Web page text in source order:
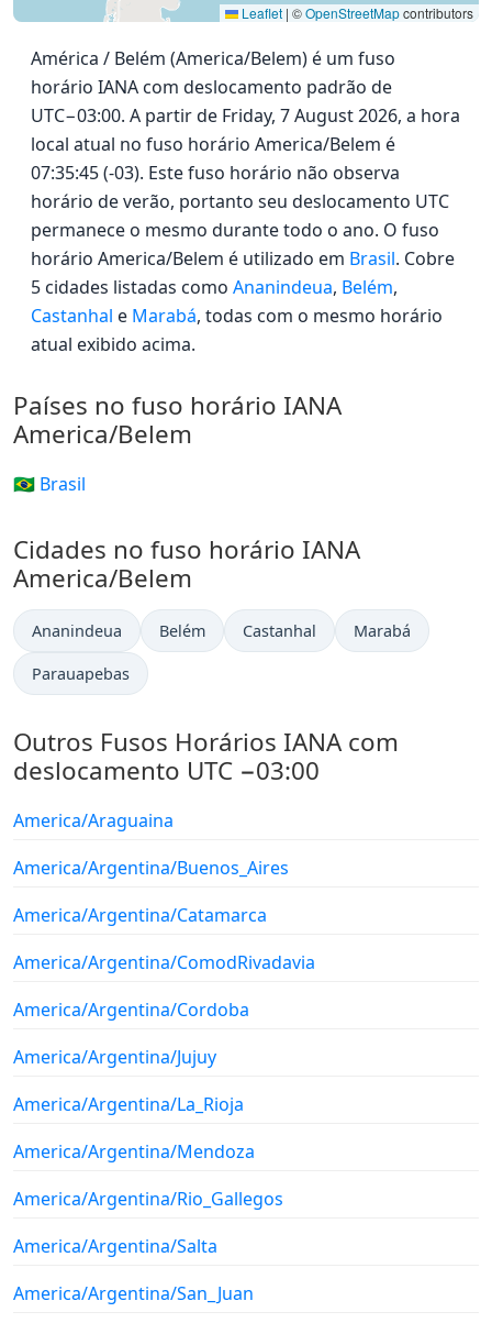
Leaflet | ©OpenStreetMapcontributors
América / Belém (America/Belem) é um fuso
horário IANA com deslocamento padrão de
UTC−03:00. A partir de Friday, 7 August 2026, a hora
local atual no fuso horário America/Belem é
07:35:45 (-03). Este fuso horário não observa
horário de verão, portanto seu deslocamento UTC
permanece o mesmo durante todo o ano. O fuso
horário America/Belem é utilizado em Brasil. Cobre
5 cidades listadas como Ananindeua, Belém,
Castanhal e Marabá, todas com o mesmo horário
atual exibido acima.
Países no fuso horário IANA
America/Belem
🇧🇷 Brasil
Cidades no fuso horário IANA
America/Belem
Ananindeua Belém Castanhal Marabá
Parauapebas
Outros Fusos Horários IANA com
deslocamento UTC −03:00
America/Araguaina
America/Argentina/Buenos_Aires
America/Argentina/Catamarca
America/Argentina/ComodRivadavia
America/Argentina/Cordoba
America/Argentina/Jujuy
America/Argentina/La_Rioja
America/Argentina/Mendoza
America/Argentina/Rio_Gallegos
America/Argentina/Salta
America/Argentina/San_Juan